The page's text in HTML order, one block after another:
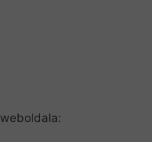
weboldala: